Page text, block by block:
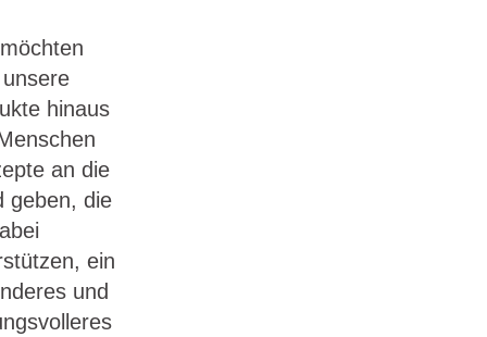
hinaus
an die
geben, die
ein
und